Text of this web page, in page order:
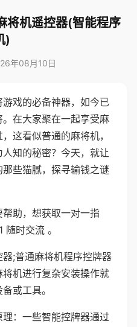
将机遥控器(智能程序
)
年08月10日
戏的必备神器，如今已
在大家聚在一起享受麻
这看似普通的麻将机，
知的秘密？今天，就让
些猫腻，探寻输钱之谜
助，想获取一对一指
时交流 。
;普通麻将机程序控牌器
机进行复杂安装操作就
或工具。
：一些智能控牌器通过